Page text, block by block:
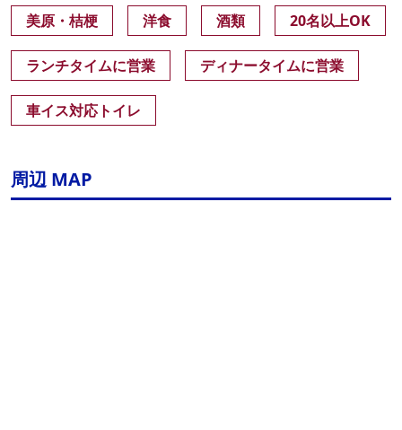
美原・桔梗 洋食 酒類 20名以上OK
ランチタイムに営業 ディナータイムに営業
車イス対応トイレ
周辺 MAP